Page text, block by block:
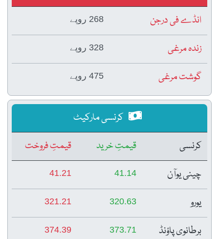
انڈے فی درجن
268 روپے
زندہ مرغی 328 روپے
گوشت مرغی 475 روپے
کرنسی مارکیٹ
کرنسی
قیمتِ خرید
قیمتِ فروخت
چینی یوآن
41.14
41.21
یورو 320.63
321.21
برطانوی پاؤنڈ 373.71
374.39